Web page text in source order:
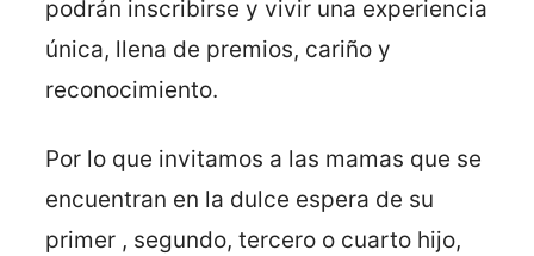
podrán inscribirse y vivir una experiencia
única, llena de premios, cariño y
reconocimiento.
Por lo que invitamos a las mamas que se
encuentran en la dulce espera de su
primer , segundo, tercero o cuarto hijo,